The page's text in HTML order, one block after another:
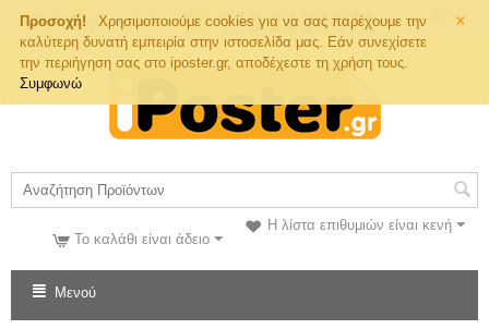
×
Προσοχή!
Χρησιμοποιούμε cookies για να σας παρέχουμε την
καλύτερη δυνατή εμπειρία στην ιστοσελίδα μας. Εάν συνεχίσετε
την περιήγηση σας στο iposter.gr, αποδέχεστε τη χρήση τους.
Συμφωνώ
Τηλ. Παραγγελιών
Η λίστα επιθυμιών είναι κενή
Το καλάθι είναι άδειο
Μενού